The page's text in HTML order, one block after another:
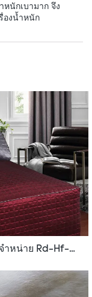
หนักเบามาก จึง
องน้ำหนัก
Rogda Hotel Bed Skirt ผู้ผลิต / ผู้จัดจำหน่าย Rd-Hf-006